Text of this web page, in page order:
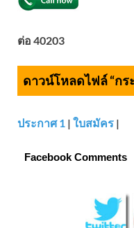
ต่อ 40203
ดาวน์โหลดไฟล์ “กร
ประกาศ 1 | ใบสมัคร |
Facebook Comments